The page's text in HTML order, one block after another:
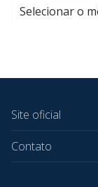
Site oficial
Contato